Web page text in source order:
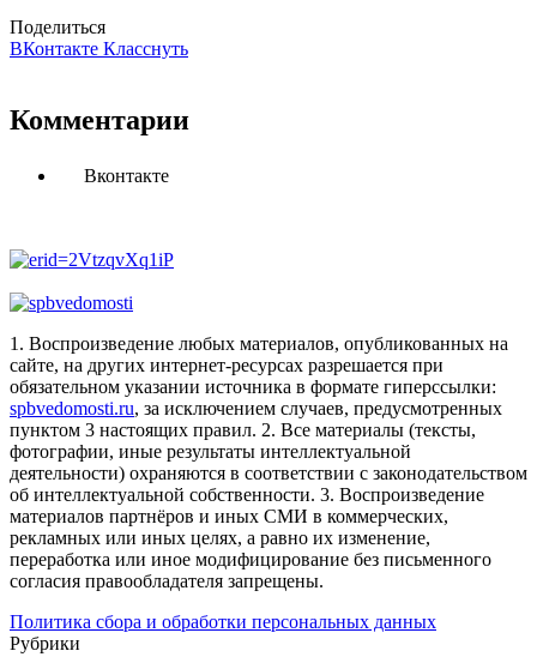
Поделиться
ВКонтакте Класснуть
Комментарии
Вконтакте
1. Воспроизведение любых материалов, опубликованных на
сайте, на других интернет-ресурсах разрешается при
обязательном указании источника в формате гиперссылки:
spbvedomosti.ru, за исключением случаев, предусмотренных
пунктом 3 настоящих правил. 2. Все материалы (тексты,
фотографии, иные результаты интеллектуальной
деятельности) охраняются в соответствии с законодательством
об интеллектуальной собственности. 3. Воспроизведение
материалов партнёров и иных СМИ в коммерческих,
рекламных или иных целях, а равно их изменение,
переработка или иное модифицирование без письменного
согласия правообладателя запрещены.
Политика сбора и обработки персональных данных
Рубрики